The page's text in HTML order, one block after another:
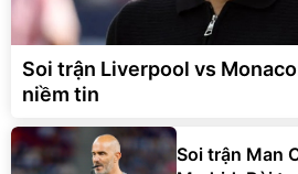
Soi trận Liverpool vs
niềm tin
Soi trận Man